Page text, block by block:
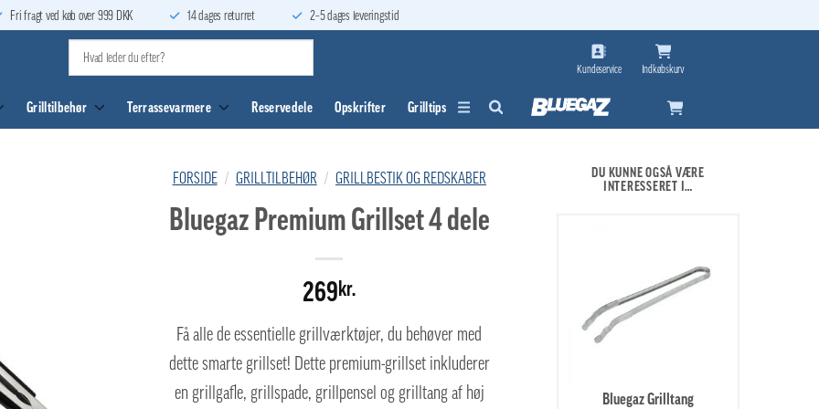
Fri fragt ved køb over 999 DKK 14 dages returret 2–5 dages leveringstid
Kundeservice Indkøbskurv
Grilltilbehør Terrassevarmere Reservedele Opskrifter Grilltips
FORSIDE / GRILLTILBEHØR / GRILLBESTIK OG REDSKABER
Bluegaz Premium Grillset 4 dele
269kr.
Få alle de essentielle grillværktøjer, du behøver med
dette smarte grillset! Dette premium-grillset inkluderer
en grillgafle, grillspade, grillpensel og grilltang af høj
DU KUNNE OGSÅ VÆRE
INTERESSERET I…
Bluegaz Grilltang